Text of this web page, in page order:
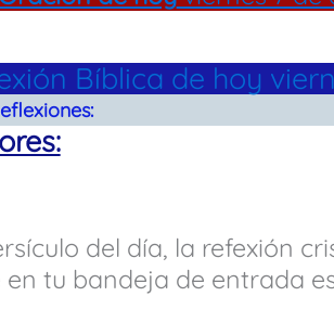
Bíblica de hoy
del día, la refexión
tu bandeja de entrada